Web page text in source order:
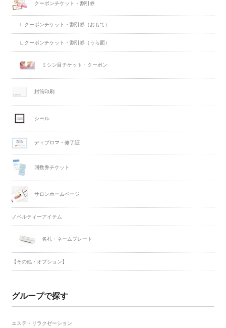
クーポンチケット・割引券
∟クーポンチケット・割引券（おもて）
∟クーポンチケット・割引券（うら面）
ミシン目チケット・クーポン
封筒印刷
シール
ディプロマ・修了証
回数券チケット
サロンホームページ
ノベルティーアイテム
名札・ネームプレート
【その他・オプション】
グループで探す
エステ・リラクゼーション